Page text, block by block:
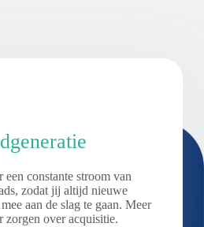
constante stroom van
zodat jij altijd nieuwe
aan de slag te gaan. Meer
zorgen over acquisitie.